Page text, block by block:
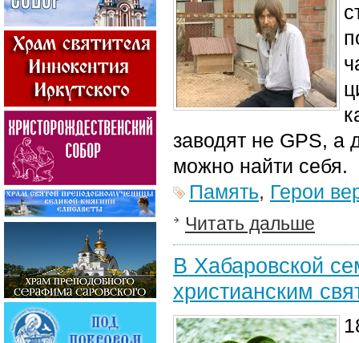
заводят не GPS, а
можно найти себя.
Память, Герои
Читать дальше
В Хабаровской
христианским